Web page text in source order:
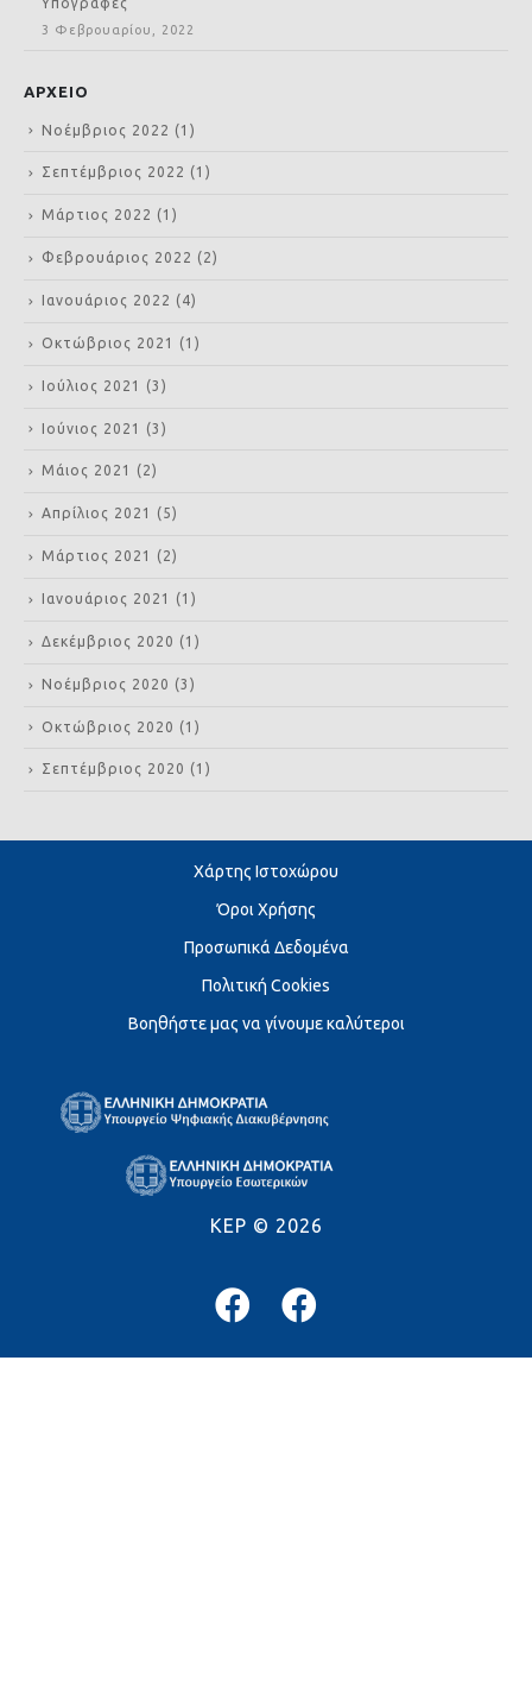
Υπογραφές
3 Φεβρουαρίου, 2022
ΑΡΧΕΙΟ
Νοέμβριος 2022 (1)
Σεπτέμβριος 2022 (1)
Μάρτιος 2022 (1)
Φεβρουάριος 2022 (2)
Ιανουάριος 2022 (4)
Οκτώβριος 2021 (1)
Ιούλιος 2021 (3)
Ιούνιος 2021 (3)
Μάιος 2021 (2)
Απρίλιος 2021 (5)
Μάρτιος 2021 (2)
Ιανουάριος 2021 (1)
Δεκέμβριος 2020 (1)
Νοέμβριος 2020 (3)
Οκτώβριος 2020 (1)
Σεπτέμβριος 2020 (1)
Χάρτης Ιστοχώρου
Όροι Χρήσης
Προσωπικά Δεδομένα
Πολιτική Cookies
Βοηθήστε μας να γίνουμε καλύτεροι
KEP © 2026